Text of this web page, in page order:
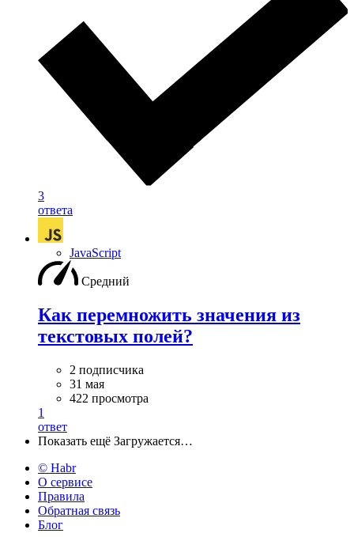
3
ответа
JavaScript
Средний
Как перемножить значения из
текстовых полей?
2 подписчика
31 мая
422 просмотра
1
ответ
Показать ещё Загружается…
© Habr
О сервисе
Правила
Обратная связь
Блог